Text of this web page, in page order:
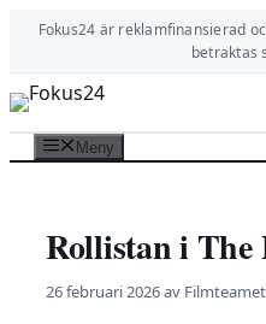
Hoppa
innehåll
Fokus24 är reklamfinansierad
betraktas
Meny
Rollistan i The
26 februari 2026av Filmteamet